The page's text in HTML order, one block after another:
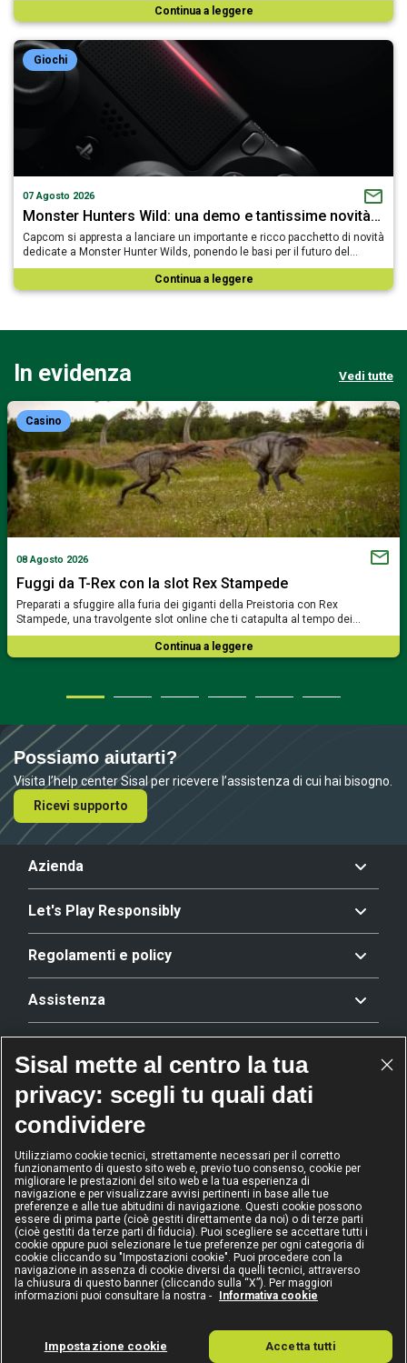
Continua a leggere
Giochi
07 Agosto 2026
Monster Hunters Wild: una demo e tantissime novità…
Capcom si appresta a lanciare un importante e ricco pacchetto di novità
dedicate a Monster Hunter Wilds, ponendo le basi per il futuro del…
Continua a leggere
In evidenza Vedi tutte
Casino
08 Agosto 2026
Fuggi da T-Rex con la slot Rex Stampede
Preparati a sfuggire alla furia dei giganti della Preistoria con Rex
Stampede, una travolgente slot online che ti catapulta al tempo dei…
Continua a leggere
Possiamo aiutarti?
Visita l’help center Sisal per ricevere l’assistenza di cui hai bisogno.
Ricevi supporto
Azienda
Let's Play Responsibly
Regolamenti e policy
Assistenza
Riconoscimenti
2024
Operatore
dell'anno
2024
Operatore
Scommesse
sportive
2024
Operatore di
gioco sicuro
2024
Diversity &
Inclusion
IL GIOCO È VIETATO AI MINORI
Sisal Italia S.p.A. - Via Ugo Bassi 6, 20159 Milano - P.I. 02433760135 - Conc.
Sisal mette al centro la tua
privacy: scegli tu quali dati
condividere
Utilizziamo cookie tecnici, strettamente necessari per il corretto
funzionamento di questo sito web e, previo tuo consenso, cookie per
migliorare le prestazioni del sito web e la tua esperienza di
navigazione e per visualizzare avvisi pertinenti in base alle tue
preferenze e alle tue abitudini di navigazione. Questi cookie possono
essere di prima parte (cioè gestiti direttamente da noi) o di terze parti
(cioè gestiti da terze parti di fiducia). Puoi scegliere se accettare tutti i
cookie oppure puoi selezionare le tue preferenze per ogni categoria di
cookie cliccando su "Impostazioni cookie". Puoi procedere con la
navigazione in assenza di cookie diversi da quelli tecnici, attraverso
la chiusura di questo banner (cliccando sulla “X”). Per maggiori
informazioni puoi consultare la nostra -
Informativa cookie
Impostazione cookie Accetta tutti